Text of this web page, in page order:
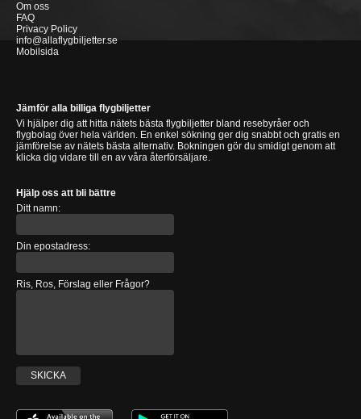
Om oss
FAQ
Privacy Policy
info@allaflygbiljetter.se
Mobilsida
Jämför alla billiga flygbiljetter
Vi hjälper dig att hitta nätets bästa flygbiljetter bland resebyråer och
flygbolag över hela världen. En enkel sökning ger dig snabbt och gratis en
jämförelse av nätets bästa alternativ. Bokningen gör du smidigt genom att
klicka dig vidare till en av våra återförsäljare.
Hjälp oss att bli bättre
Ditt namn:
Din epostadress:
Ris, Ros, Förslag eller Frågor?
SKICKA